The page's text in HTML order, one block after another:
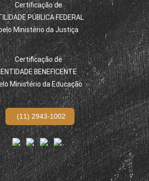
Certificação de
PÚBLICA FEDERAL
Ministério da Justiça
Certificação de
ENTIDADE BENEFICENTE
Ministério da Educação
(11) 2943-1002